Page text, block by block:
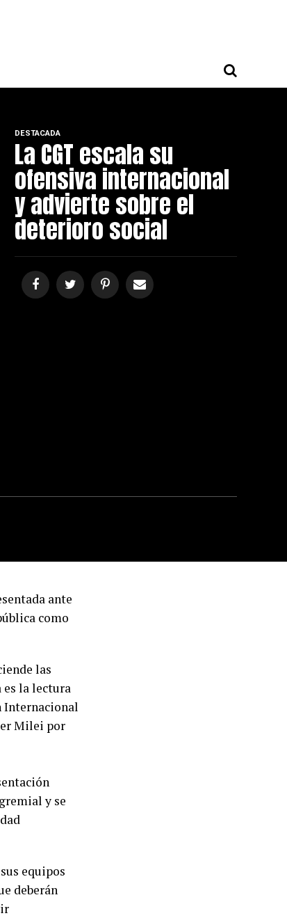
DESTACADA
La CGT escala su
ofensiva internacional
y advierte sobre el
deterioro social
ante
como
las
es la lectura
Internacional
Milei por
y se
equipos
deberán